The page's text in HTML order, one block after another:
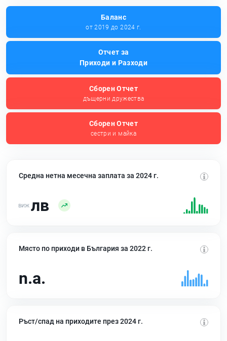
Баланс
от 2019 до 2024 г.
Отчет за
Приходи и Разходи
Сборен Отчет
дъщерни дружества
Сборен Отчет
сестри и майка
Средна нетна месечна заплата за 2024 г.
лв
Място по приходи в България за 2022 г.
n.a.
Ръст/спад на приходите през 2024 г.